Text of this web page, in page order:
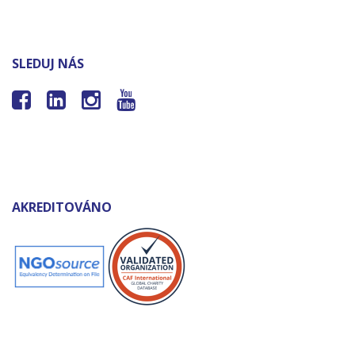
SLEDUJ NÁS
   
AKREDITOVÁNO